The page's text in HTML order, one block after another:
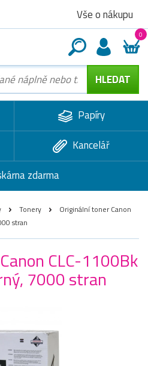
Vše o nákupu
0
Papíry
Kancelář
zdarma
Tonery
Originální toner Canon
stran
CLC-1100Bk
7000 stran